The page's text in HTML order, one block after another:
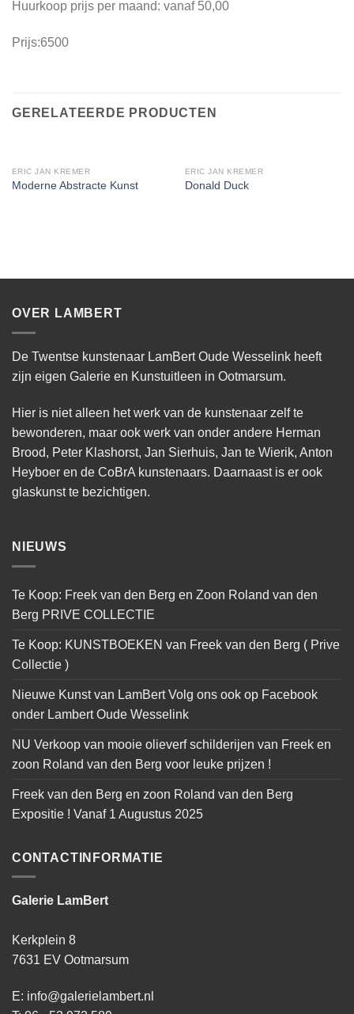
Huurkoop prijs per maand: vanaf 50,00
Prijs:6500
GERELATEERDE PRODUCTEN
ERIC JAN KREMER
Moderne Abstracte Kunst
ERIC JAN KREMER
Donald Duck
OVER LAMBERT
De Twentse kunstenaar LamBert Oude Wesselink heeft
zijn eigen Galerie en Kunstuitleen in Ootmarsum.
Hier is niet alleen het werk van de kunstenaar zelf te
bewonderen, maar ook werk van onder andere Herman
Brood, Peter Klashorst, Jan Sierhuis, Jan te Wierik, Anton
Heyboer en de CoBrA kunstenaars. Daarnaast is er ook
glaskunst te bezichtigen.
NIEUWS
Te Koop: Freek van den Berg en Zoon Roland van den
Berg PRIVE COLLECTIE
Te Koop: KUNSTBOEKEN van Freek van den Berg ( Prive
Collectie )
Nieuwe Kunst van LamBert Volg ons ook op Facebook
onder Lambert Oude Wesselink
NU Verkoop van mooie olieverf schilderijen van Freek en
zoon Roland van den Berg voor leuke prijzen !
Freek van den Berg en zoon Roland van den Berg
Expositie ! Vanaf 1 Augustus 2025
CONTACTINFORMATIE
Galerie LamBert
Kerkplein 8
7631 EV Ootmarsum
E: info@galerielambert.nl